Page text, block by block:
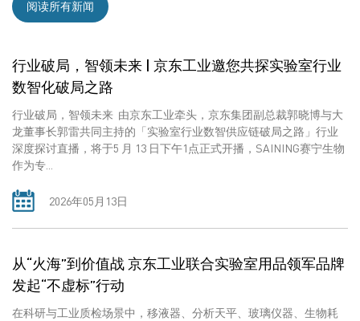
阅读所有新闻
行业破局，智领未来 | 京东工业邀您共探实验室行业
数智化破局之路
行业破局，智领未来 由京东工业牵头，京东集团副总裁郭晓博与大
龙董事长郭雷共同主持的「实验室行业数智供应链破局之路」行业
深度探讨直播，将于5 月 13 日下午1点正式开播，SAINING赛宁生物
作为专...
2026年05月13日
从“火海”到价值战 京东工业联合实验室用品领军品牌
发起“不虚标”行动
在科研与工业质检场景中，移液器、分析天平、玻璃仪器、生物耗